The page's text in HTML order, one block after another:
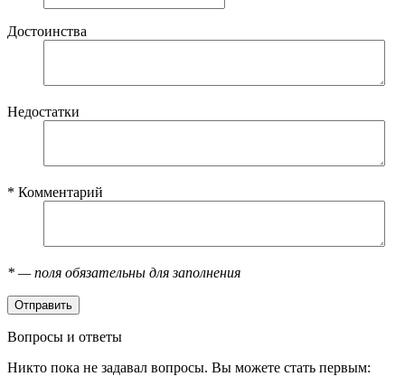
Достоинства
Недостатки
* Комментарий
* — поля обязательны для заполнения
Вопросы и ответы
Никто пока не задавал вопросы. Вы можете стать первым: